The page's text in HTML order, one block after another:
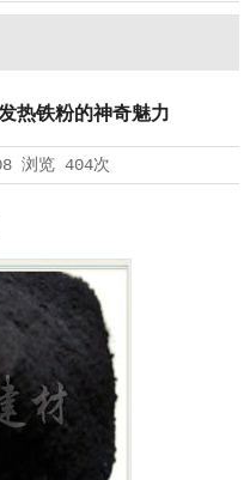
热铁粉的神奇魅力
浏览 404次